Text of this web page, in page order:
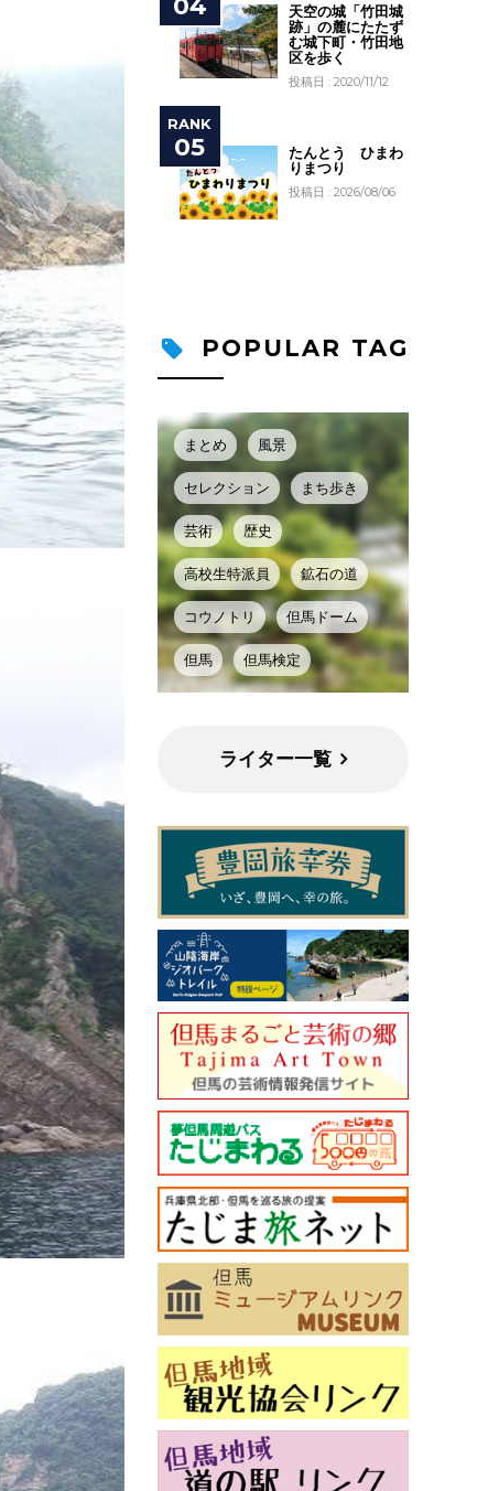
天空の城「竹田城
跡」の麓にたたず
む城下町・竹田地
区を歩く
投稿日 : 2020/11/12
たんとう ひまわ
りまつり
投稿日 : 2026/08/06
POPULAR TAG
まとめ 風景
セレクション まち歩き
芸術 歴史
高校生特派員 鉱石の道
コウノトリ 但馬ドーム
但馬 但馬検定
ライター一覧